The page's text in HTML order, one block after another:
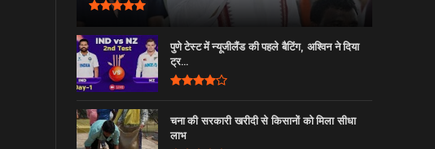
पुणे टेस्ट में न्यूजीलैंड की पहले बैटिंग, अश्विन ने दिया
ट्र...
चना की सरकारी खरीदी से किसानों को मिला सीधा
लाभ